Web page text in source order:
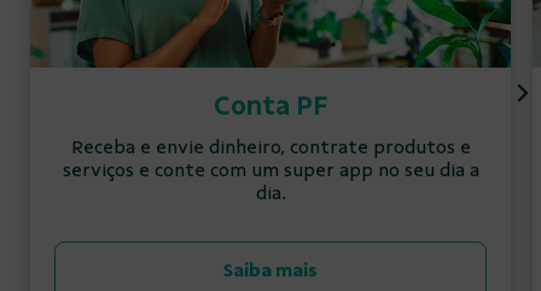
Conta PF
Receba e envie dinheiro, contrate produtos e
serviços e conte com um super app no seu dia a
dia.
Saiba mais